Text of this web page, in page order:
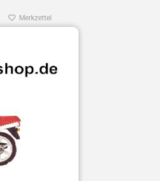
Merkzettel